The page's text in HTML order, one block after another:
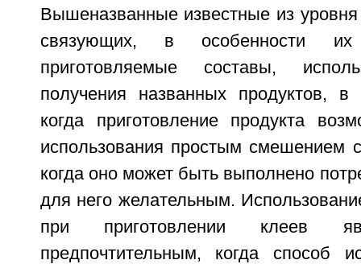
Вышеназванные известные из уровня
связующих, в особенности их
приготовляемые составы,
получения названных продуктов, в
когда приготовление продукта
использования простым смешением
когда оно может быть выполнено
для него желательным.
при приготовлении клеев
предпочтительным, когда способ